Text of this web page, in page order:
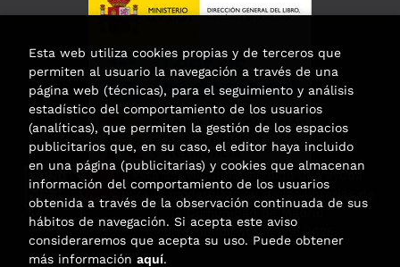
Esta actividad ha recibido una ayuda
para la modernización de las librerías de
la Comunidad de Madrid
correspondiente al año 2025.
Esta web utiliza cookies propias y de terceros que
permiten al usuario la navegación a través de una
página web (técnicas), para el seguimiento y análisis
estadístico del comportamiento de los usuarios
(analíticas), que permiten la gestión de los espacios
publicitarios que, en su caso, el editor haya incluido
en una página (publicitarias) y cookies que almacenan
información del comportamiento de los usuarios
obtenida a través de la observación continuada de sus
hábitos de navegación. Si acepta este aviso
consideraremos que acepta su uso. Puede obtener
más información aquí.